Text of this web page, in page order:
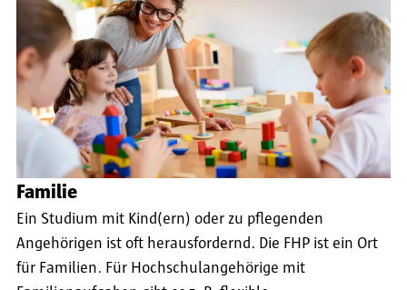
Familie
Ein Studium mit Kind(ern) oder zu pflegenden
Angehörigen ist oft herausfordernd. Die FHP ist ein Ort
für Familien. Für Hochschulangehörige mit